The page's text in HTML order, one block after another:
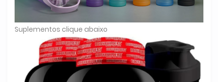
Suplementos clique abaixo